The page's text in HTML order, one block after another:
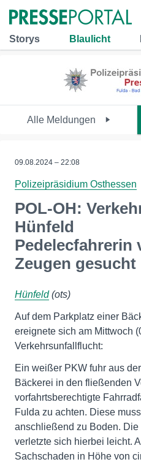
Storys Blaulicht
Alle Meldungen
09.08.2024 – 22:08
Polizeipräsidium Osthessen
POL-OH:
Hünfeld
Pedelecfahrerin
Zeugen gesucht
Hünfeld(ots)
Auf dem Parkplatz einer
ereignete sich am Mittwoch
Verkehrsunfallflucht:
Ein weißer PKW fuhr aus
Bäckerei in den fließenden
vorfahrtsberechtigte
Fulda zu achten. Diese
anschließend zu Boden.
verletzte sich hierbei leicht.
Sachschaden in Höhe von